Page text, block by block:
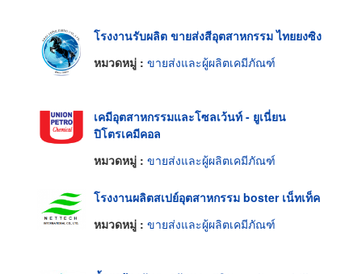
โรงงานรับผลิต ขายส่งสีอุตสาหกรรม ไทยยงซิง
หมวดหมู่ : ขายส่งและผู้ผลิตเคมีภัณฑ์
เคมีอุตสาหกรรมและโซลเว้นท์ - ยูเนี่ยน
ปิโตรเคมีคอล
หมวดหมู่ : ขายส่งและผู้ผลิตเคมีภัณฑ์
โรงงานผลิตสเปย์อุตสาหกรรม boster เน็ทเท็ค
หมวดหมู่ : ขายส่งและผู้ผลิตเคมีภัณฑ์